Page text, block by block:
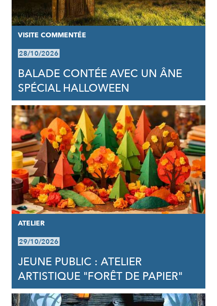
VISITE COMMENTÉE
28/10/2026
BALADE CONTÉE AVEC UN ÂNE
SPÉCIAL HALLOWEEN
ATELIER
29/10/2026
JEUNE PUBLIC : ATELIER
ARTISTIQUE "FORÊT DE PAPIER"